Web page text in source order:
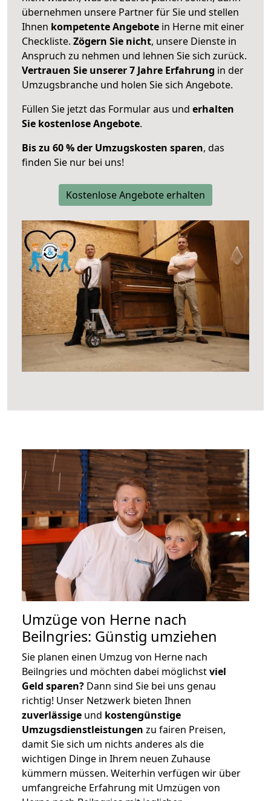
übernehmen unsere Partner für Sie und stellen
Ihnen kompetente Angebote in Herne mit einer
Checkliste. Zögern Sie nicht, unsere Dienste in
Anspruch zu nehmen und lehnen Sie sich zurück.
Vertrauen Sie unserer 7 Jahre Erfahrung in der
Umzugsbranche und holen Sie sich Angebote.
Füllen Sie jetzt das Formular aus und erhalten
Sie kostenlose Angebote.
Bis zu 60 % der Umzugskosten sparen, das
finden Sie nur bei uns!
Kostenlose Angebote erhalten
Umzüge von Herne nach
Beilngries: Günstig umziehen
Sie planen einen Umzug von Herne nach
Beilngries und möchten dabei möglichstviel
Geld sparen? Dann sind Sie bei uns genau
richtig! Unser Netzwerk bieten Ihnen
zuverlässige und kostengünstige
Umzugsdienstleistungen zu fairen Preisen,
damit Sie sich um nichts anderes als die
wichtigen Dinge in Ihrem neuen Zuhause
kümmern müssen. Weiterhin verfügen wir über
umfangreiche Erfahrung mit Umzügen von